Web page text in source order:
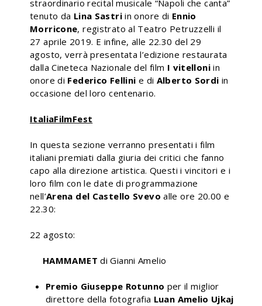
straordinario recital musicale “Napoli che canta”
tenuto da Lina Sastriin onore di Ennio
Morricone, registrato al Teatro Petruzzelli il
27 aprile 2019. E infine, alle 22.30 del 29
agosto, verrà presentata l’edizione restaurata
dalla Cineteca Nazionale del film I vitelloniin
onore di Federico Fellini e di Alberto Sordi in
occasione del loro centenario.
ItaliaFilmFest
In questa sezione verranno presentati i film
italiani premiati dalla giuria dei critici che fanno
capo alla direzione artistica. Questi i vincitori e i
loro film con le date di programmazione
nell’Arena del Castello Svevoalle ore 20.00 e
22.30:
22 agosto:
HAMMAMET di Gianni Amelio
Premio Giuseppe Rotunno per il miglior
direttore della fotografia Luan Amelio Ujkaj